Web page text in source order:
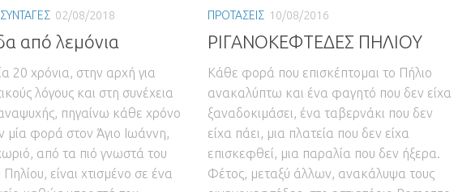
ΣΥΝΤΑΓΕΣ 02/08/2018
από λεμόνια
20 χρόνια, στην αρχή για
λόγους και στη συνέχεια
πηγαίνω κάθε χρόνο
μία φορά στον Άγιο Ιωάννη,
από τα πιό γνωστά του
είναι χτισμένο σε ένα
ΠΡΟΤΑΣΕΙΣ 10/08/2016
ΡΙΓΑΝΟΚΕΦΤΕΔΕΣ ΠΗΛΙΟΥ
Κάθε φορά που επισκέπτομαι το Πήλιο
ανακαλύπτω και ένα φαγητό που δεν είχα
ξαναδοκιμάσει, ένα ταβερνάκι που δεν
είχα πάει, μια πλατεία που δεν είχα
επισκεφθεί, μια παραλία που δεν ήξερα.
Φέτος, μεταξύ άλλων, ανακάλυψα τους